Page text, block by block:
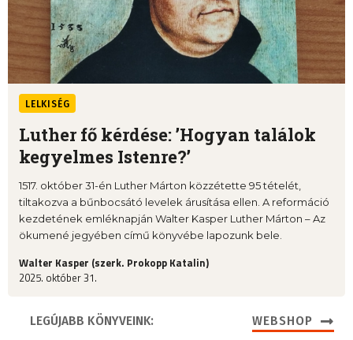
LELKISÉG
Luther fő kérdése: ’Hogyan találok
kegyelmes Istenre?’
1517. október 31-én Luther Márton közzétette 95 tételét,
tiltakozva a bűnbocsátó levelek árusítása ellen. A reformáció
kezdetének emléknapján Walter Kasper Luther Márton – Az
ökumené jegyében című könyvébe lapozunk bele.
Walter Kasper (szerk. Prokopp Katalin)
2025. október 31.
LEGÚJABB KÖNYVEINK: WEBSHOP